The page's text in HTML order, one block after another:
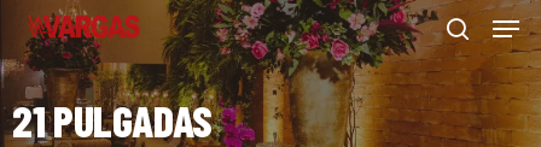
Skip
main
content
search
Menu
21 PULGADAS
Close
Filters
Menu